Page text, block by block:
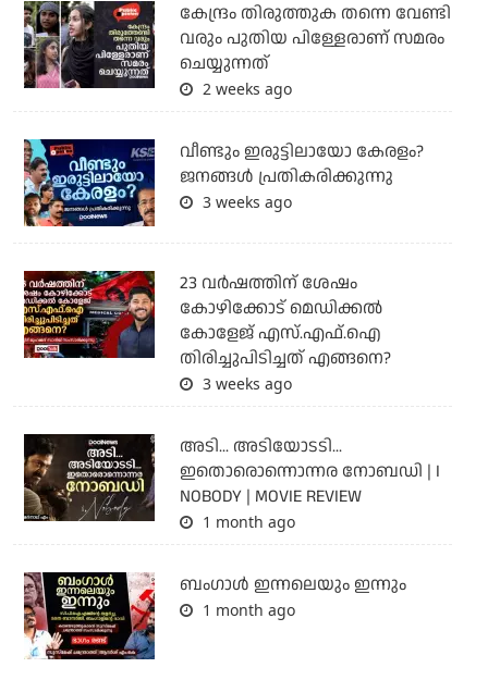
കേന്ദ്രം തിരുത്തുക തന്നെ വേണ്ടി
വരും പുതിയ പിള്ളേരാണ് സമരം
ചെയ്യുന്നത്
2 weeks ago
വീണ്ടും ഇരുട്ടിലായോ കേരളം?
ജനങ്ങൾ പ്രതികരിക്കുന്നു
3 weeks ago
23 വർഷത്തിന് ശേഷം
കോഴിക്കോട് മെഡിക്കൽ
കോളേജ് എസ്.എഫ്.ഐ
തിരിച്ചുപിടിച്ചത് എങ്ങനെ?
3 weeks ago
അടി... അടിയോടടി...
ഇതൊരൊന്നൊന്നര നോബഡി | I
NOBODY | MOVIE REVIEW
1 month ago
ബംഗാള്‍ ഇന്നലെയും ഇന്നും
1 month ago